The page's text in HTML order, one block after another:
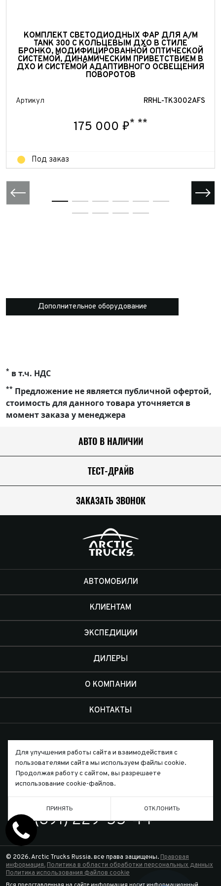
КОМПЛЕКТ СВЕТОДИОДНЫХ ФАР ДЛЯ А/М
TANK 300 С КОЛЬЦЕВЫМ ДХО В СТИЛЕ
БРОНКО, МОДИФИЦИРОВАННОЙ ОПТИЧЕСКОЙ
СИСТЕМОЙ, ДИНАМИЧЕСКИМ ПРИВЕТСТВИЕМ В
ДХО И СИСТЕМОЙ АДАПТИВНОГО ОСВЕЩЕНИЯ
ПОВОРОТОВ
Артикул RRHL-TK3002AFS
175 000 ₽* **
Под заказ
Дополнительное оборудование
* в т.ч. НДС
** Предложение не является публичной офертой,
стоимость для данного товара уточняется в
момент заказа у менеджера
АВТО В НАЛИЧИИ
ТЕСТ-ДРАЙВ
ЗАКАЗАТЬ ЗВОНОК
АВТОМОБИЛИ
КЛИЕНТАМ
ЭКСПЕДИЦИИ
ДИЛЕРЫ
О КОМПАНИИ
КОНТАКТЫ
Письмо директору
ТЕЛЕФОН
7 (391) 229-55-44
© 2026. Arctic Trucks Russia. все права защищены.Правовая
информация.Политика в области обработки персональных данных
Политика использования файлов cookie
Принимаю условиясоглашения об обработке
персональных данных
Год выпуска*
Количество владельцев
Пробег
Количество владельцев
Принимаю условия
об обработке
Для улучшения работы сайта и взаимодействия с
пользователями сайта мы используем файлы cookie.
Продолжая работу с сайтом, вы разрешаете
использование cookie-файлов.
ПРИНЯТЬ ОТКЛОНИТЬ